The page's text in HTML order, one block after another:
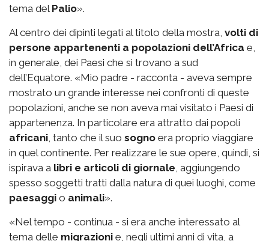
tema del Palio».
Al centro dei dipinti legati al titolo della mostra, volti di
persone appartenenti a popolazioni dell’Africa e,
in generale, dei Paesi che si trovano a sud
dell’Equatore. «Mio padre - racconta - aveva sempre
mostrato un grande interesse nei confronti di queste
popolazioni, anche se non aveva mai visitato i Paesi di
appartenenza. In particolare era attratto dai popoli
africani , tanto che il suo sogno era proprio viaggiare
in quel continente. Per realizzare le sue opere, quindi, si
ispirava a libri e articoli di giornale , aggiungendo
spesso soggetti tratti dalla natura di quei luoghi, come
paesaggi o animali».
«Nel tempo - continua - si era anche interessato al
tema delle migrazioni e, negli ultimi anni di vita, a